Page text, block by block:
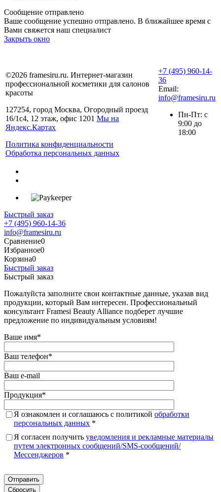
Сообщение отправлено
Ваше сообщение успешно отправлено. В ближайшее время с
Вами свяжется наш специалист
Закрыть окно
©2026 framesiru.ru. Интернет-магазин
профессиональной косметики для салонов
красоты
127254, город Москва, Огородный проезд
16/1с4, 12 этаж, офис 1201 Мы на
Яндекс.Картах
Политика конфиденциальности
Обработка персональных данных
+7 (495) 960-14-
36
Email:
info@framesiru.ru
Пн-Пт: с
9:00 до
18:00
Быстрый заказ
+7 (495) 960-14-36
info@framesiru.ru
Сравнение0
Избранное0
Корзина0
Быстрый заказ
Быстрый заказ
Пожалуйста заполните свои контактные данные, указав вид
продукции, который Вам интересен. Профессиональный
консультант Framesi Beauty Alliance подберет лучшие
предложение по индивидуальным условиям!
Ваше имя*
Ваш телефон*
Ваш e-mail
Продукция*
Я ознакомлен и соглашаюсь с политикой обработки
персональных данных *
Я согласен получить уведомления и рекламные материалы
путем электронных сообщений/SMS-сообщений/
Мессенджеров *